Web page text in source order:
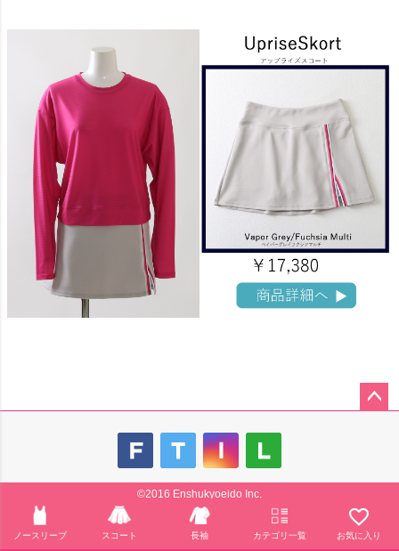
ノースリーブ スコート 長袖 カテゴリ一覧 お気に入り
©2016 Enshukyoeido Inc.